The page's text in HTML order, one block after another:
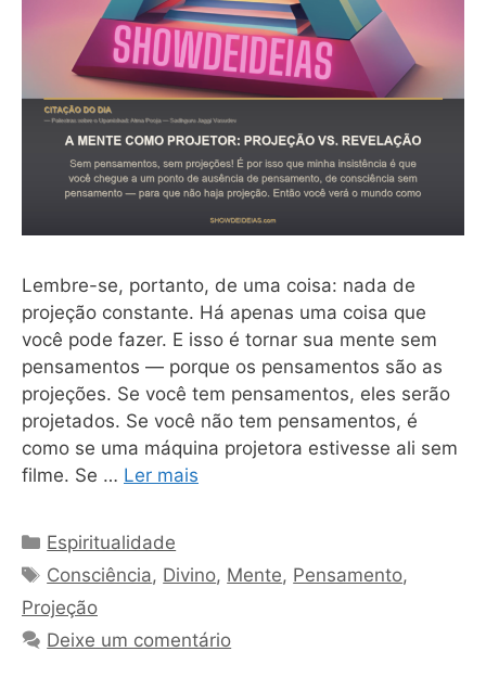
Lembre-se, portanto, de uma coisa: nada de
projeção constante. Há apenas uma coisa que
você pode fazer. E isso é tornar sua mente sem
pensamentos — porque os pensamentos são as
projeções. Se você tem pensamentos, eles serão
projetados. Se você não tem pensamentos, é
como se uma máquina projetora estivesse ali sem
filme. Se … Ler mais
Categorias
Espiritualidade
Tags
Consciência, Divino, Mente, Pensamento,
Projeção
Deixe um comentário